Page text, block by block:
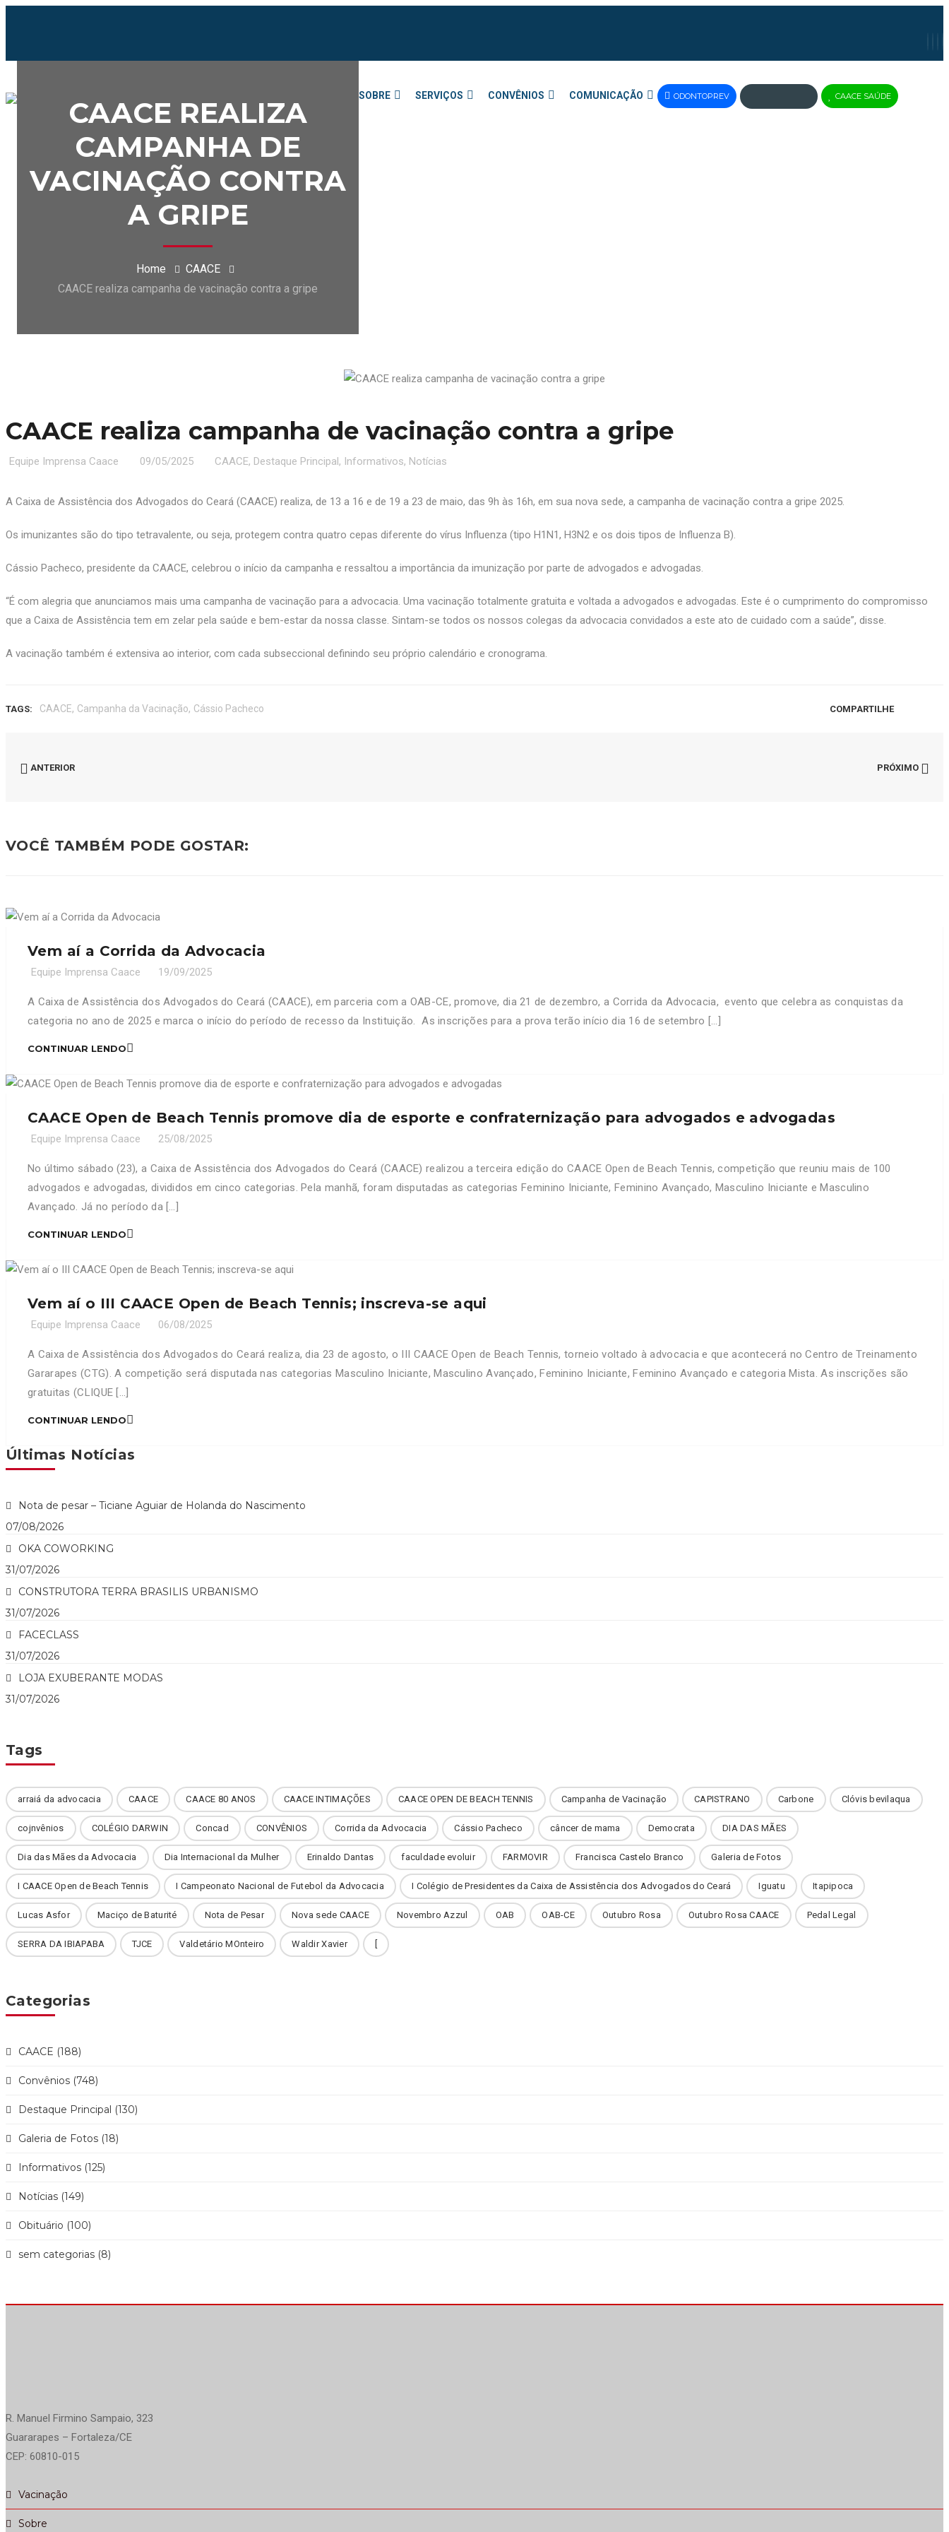
SOBRE SERVIÇOS CONVÊNIOS COMUNICAÇÃO ODONTOPREV
JUS
CAACE SAÚDE
CAACE REALIZA
CAMPANHA DE
VACINAÇÃO CONTRA
A GRIPE
Home
CAACE
CAACE realiza campanha de vacinação contra a gripe
CAACE realiza campanha de vacinação contra a gripe
Equipe Imprensa Caace 09/05/2025 CAACE, Destaque Principal, Informativos, Notícias
A Caixa de Assistência dos Advogados do Ceará (CAACE) realiza, de 13 a 16 e de 19 a 23 de maio, das 9h às 16h, em sua nova sede, a campanha de vacinação contra a gripe 2025.
Os imunizantes são do tipo tetravalente, ou seja, protegem contra quatro cepas diferente do vírus Influenza (tipo H1N1, H3N2 e os dois tipos de Influenza B).
Cássio Pacheco, presidente da CAACE, celebrou o início da campanha e ressaltou a importância da imunização por parte de advogados e advogadas.
“É com alegria que anunciamos mais uma campanha de vacinação para a advocacia. Uma vacinação totalmente gratuita e voltada a advogados e advogadas. Este é o cumprimento do compromisso
que a Caixa de Assistência tem em zelar pela saúde e bem-estar da nossa classe. Sintam-se todos os nossos colegas da advocacia convidados a este ato de cuidado com a saúde”, disse.
A vacinação também é extensiva ao interior, com cada subseccional definindo seu próprio calendário e cronograma.
TAGS: CAACE, Campanha da Vacinação, Cássio Pacheco COMPARTILHE
ANTERIOR PRÓXIMO
VOCÊ TAMBÉM PODE GOSTAR:
Vem aí a Corrida da Advocacia
Equipe Imprensa Caace 19/09/2025
A Caixa de Assistência dos Advogados do Ceará (CAACE), em parceria com a OAB-CE, promove, dia 21 de dezembro, a Corrida da Advocacia, evento que celebra as conquistas da
categoria no ano de 2025 e marca o início do período de recesso da Instituição. As inscrições para a prova terão início dia 16 de setembro […]
CONTINUAR LENDO
CAACE Open de Beach Tennis promove dia de esporte e confraternização para advogados e advogadas
Equipe Imprensa Caace 25/08/2025
No último sábado (23), a Caixa de Assistência dos Advogados do Ceará (CAACE) realizou a terceira edição do CAACE Open de Beach Tennis, competição que reuniu mais de 100
advogados e advogadas, divididos em cinco categorias. Pela manhã, foram disputadas as categorias Feminino Iniciante, Feminino Avançado, Masculino Iniciante e Masculino
Avançado. Já no período da […]
CONTINUAR LENDO
Vem aí o III CAACE Open de Beach Tennis; inscreva-se aqui
Equipe Imprensa Caace 06/08/2025
A Caixa de Assistência dos Advogados do Ceará realiza, dia 23 de agosto, o III CAACE Open de Beach Tennis, torneio voltado à advocacia e que acontecerá no Centro de Treinamento
Gararapes (CTG). A competição será disputada nas categorias Masculino Iniciante, Masculino Avançado, Feminino Iniciante, Feminino Avançado e categoria Mista. As inscrições são
gratuitas (CLIQUE […]
CONTINUAR LENDO
Últimas Notícias
Nota de pesar – Ticiane Aguiar de Holanda do Nascimento
07/08/2026
OKA COWORKING
31/07/2026
CONSTRUTORA TERRA BRASILIS URBANISMO
31/07/2026
FACECLASS
31/07/2026
LOJA EXUBERANTE MODAS
31/07/2026
Tags
arraiá da advocacia CAACE CAACE 80 ANOS CAACE INTIMAÇÕES CAACE OPEN DE BEACH TENNIS Campanha de Vacinação CAPISTRANO Carbone Clóvis bevilaqua
cojnvênios COLÉGIO DARWIN Concad CONVÊNIOS Corrida da Advocacia Cássio Pacheco câncer de mama Democrata DIA DAS MÃES
Dia das Mães da Advocacia Dia Internacional da Mulher Erinaldo Dantas faculdade evoluir FARMOVIR Francisca Castelo Branco Galeria de Fotos
I CAACE Open de Beach Tennis I Campeonato Nacional de Futebol da Advocacia I Colégio de Presidentes da Caixa de Assistência dos Advogados do Ceará Iguatu Itapipoca
Lucas Asfor Maciço de Baturité Nota de Pesar Nova sede CAACE Novembro Azzul OAB OAB-CE Outubro Rosa Outubro Rosa CAACE Pedal Legal
SERRA DA IBIAPABA TJCE Valdetário MOnteiro Waldir Xavier
Categorias
CAACE (188)
Convênios (748)
Destaque Principal (130)
Galeria de Fotos (18)
Informativos (125)
Notícias (149)
Obituário (100)
sem categorias (8)
R. Manuel Firmino Sampaio, 323
Guararapes – Fortaleza/CE
CEP: 60810-015
Vacinação
Sobre